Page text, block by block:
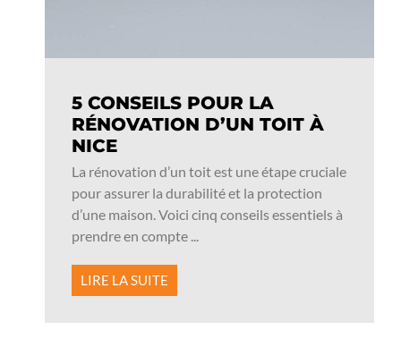
5 CONSEILS POUR LA
RÉNOVATION D’UN TOIT À
NICE
La rénovation d’un toit est une étape cruciale
pour assurer la durabilité et la protection
d’une maison. Voici cinq conseils essentiels à
prendre en compte ...
LIRE LA SUITE